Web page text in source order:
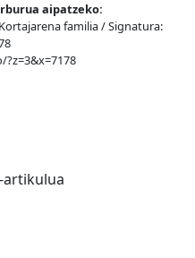
aipatzeko:
familia / Signatura:
artikulua